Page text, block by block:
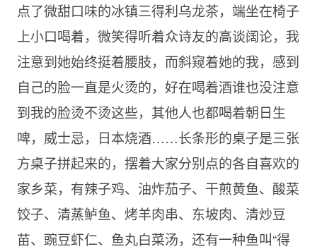
点了微甜口味的冰镇三得利乌龙茶，端坐在椅子
上小口喝着，微笑得听着众诗友的高谈阔论，我
注意到她始终挺着腰肢，而斜窥着她的我，感到
自己的脸一直是火烫的，好在喝着酒谁也没注意
到我的脸烫不烫这些，其他人也都喝着朝日生
啤，威士忌，日本烧酒……长条形的桌子是三张
方桌子拼起来的，摆着大家分别点的各自喜欢的
家乡菜，有辣子鸡、油炸茄子、干煎黄鱼、酸菜
饺子、清蒸鲈鱼、烤羊肉串、东坡肉、清炒豆
苗、豌豆虾仁、鱼丸白菜汤，还有一种鱼叫“得